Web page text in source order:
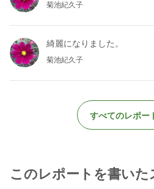
菊池紀久子
綺麗になりました。
菊池紀久子
すべてのレポー
このレポートを書いた